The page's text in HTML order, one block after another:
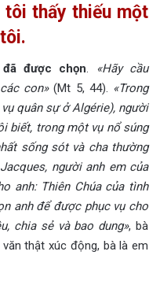
tôi thấy thiếu một
được chọn.
«Hãy cầu
con»(Mt 5, 44). «Trong
quân sự ở Algérie), người
biết, trong một vụ nổ súng
sống sót và cha thường
người anh em của
anh: Thiên Chúa của tình
anh để được phục vụ cho
chia sẻ và bao dung», bà
thật xúc động, bà là em